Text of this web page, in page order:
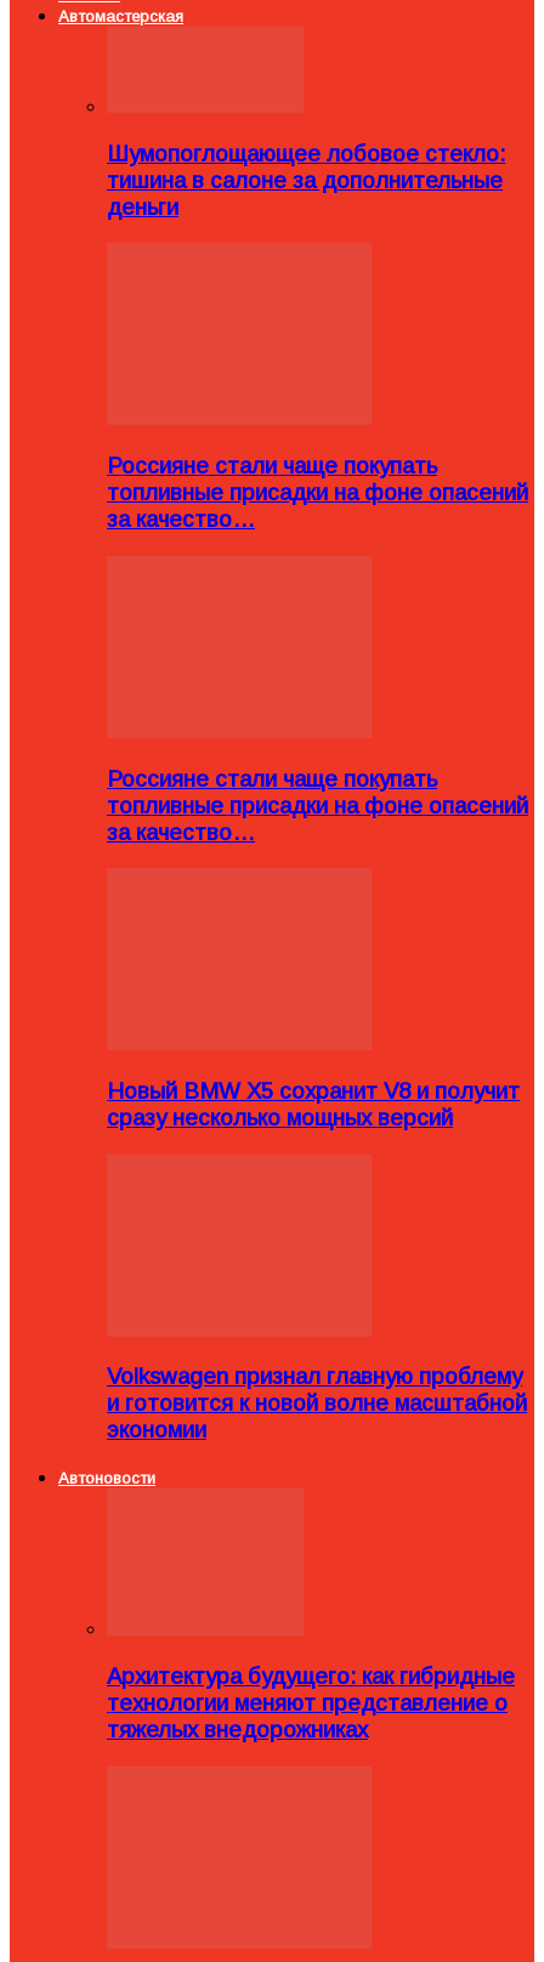
Автомастерская
Шумопоглощающее лобовое стекло:
тишина в салоне за дополнительные
деньги
Россияне стали чаще покупать
топливные присадки на фоне опасений
за качество…
Россияне стали чаще покупать
топливные присадки на фоне опасений
за качество…
Новый BMW X5 сохранит V8 и получит
сразу несколько мощных версий
Volkswagen признал главную проблему
и готовится к новой волне масштабной
экономии
Автоновости
Архитектура будущего: как гибридные
технологии меняют представление о
тяжелых внедорожниках